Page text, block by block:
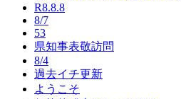
R8.8.8
8/7
53
県知事表敬訪問
8/4
過去イチ更新
ようこそ